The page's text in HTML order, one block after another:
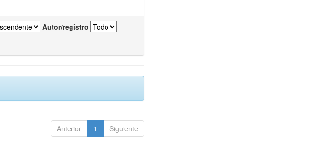
Autor/registro
Anterior 1 Siguiente